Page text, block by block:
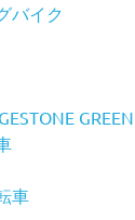
バイク
GREEN
車